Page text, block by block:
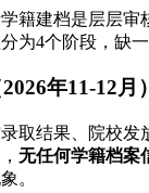
籍建档是层层审
为4个阶段，缺一
年11-12月）
取结果、院校发
无任何学籍档案
。